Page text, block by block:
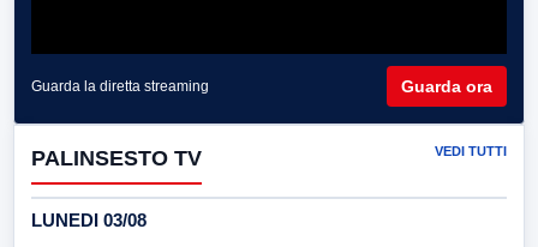
Guarda la diretta streaming Guarda ora
PALINSESTO TV VEDI TUTTI
LUNEDI 03/08